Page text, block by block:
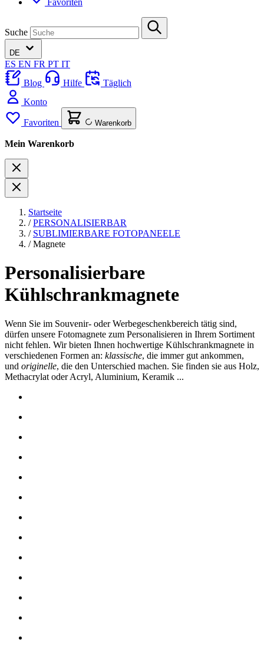
Favoriten
Suche
DE
ES EN FR PT IT
Blog
Hilfe
Täglich
Konto
Favoriten Warenkorb
Mein Warenkorb
Startseite
/ PERSONALISIERBAR
/ SUBLIMIERBARE FOTOPANEELE
/ Magnete
Personalisierbare
Kühlschrankmagnete
Wenn Sie im Souvenir- oder Werbegeschenkbereich tätig sind,
dürfen unsere Fotomagnete zum Personalisieren in Ihrem Sortiment
nicht fehlen. Wir bieten Ihnen hochwertige Kühlschrankmagnete in
verschiedenen Formen an: klassische, die immer gut ankommen,
und originelle, die den Unterschied machen. Sie finden sie aus Holz,
Methacrylat oder Acryl, Aluminium, Keramik ...